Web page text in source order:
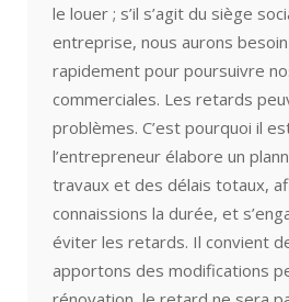
le louer ; s’il s’agit du siège
entreprise, nous aurons
rapidement pour poursuivre
commerciales. Les retards
problèmes. C’est pourquoi il
l’entrepreneur élabore un
travaux et des délais totaux,
connaissions la durée, et
éviter les retards. Il convient
apportons des modifications